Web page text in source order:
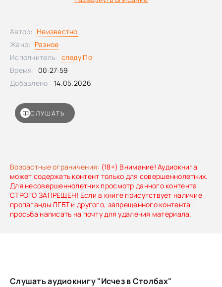
местными маршрутами. Он приехал в парк налегке, попал
участием волонтёров, спасателей, полиции, дронов и
кинологов. Проверяли основные маршруты, опасные
участки и возможные ответвления, но не нашли ни
свидетелей, ни вещей, ни каких-либо следов. По мере
ухудшения погоды поиски усложнились, а история стала
одной из самых загадочных пропаж региона, породив
Возрастные ограничения: (18+) Внимание! Аудиокнига
может содержать контент только для совершеннолетних.
Для несовершеннолетних просмотр данного контента
СТРОГО ЗАПРЕЩЕН! Если в книге присутствует наличие
пропаганды ЛГБТ и другого, запрещенного контента -
просьба написать на почту для удаления материала.
СЛУШАТЬ
Автор: Неизвестно
Жанр: Разное
Исполнитель: следу По
Время: 00:27:59
Добавлено: 14.05.2026
Слушать аудиокнигу "Исчез в Столбах"